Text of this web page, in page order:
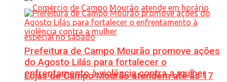
Lojas de Campo Mourão atendem até às 17
Prefeitura de Campo Mourão promove ações
do Agosto Lilás para fortalecer o
enfrentamento à violência contra a mulher